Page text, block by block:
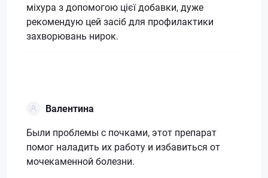
міхура з допомогою цієї добавки, дуже
рекомендую цей засіб для профилактики
захворювань нирок.
Валентина
Были проблемы с почками, этот препарат
помог наладить их работу и избавиться от
мочекаменной болезни.